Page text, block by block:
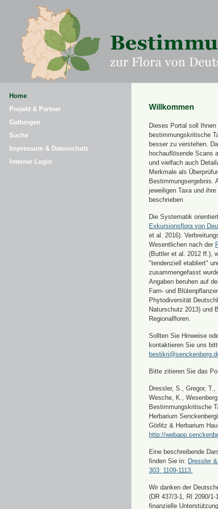
Home
Projekt & Partner
Gattungen
Suche
Impressum & Datenschutz
Interner Login
Willkommen
Dieses Portal soll Ihnen
bestimmungskritische
besser zu verstehen.
hochauflösende Scans
und vielfach auch
Merkmale als
Bestimmungsergebnis.
jeweiligen Taxa und
beschrieben
Die Systematik
Exkursionsflora von
et al. 2016).
Wesentlichen nach der
(Buttler et al. 2012 ff.),
"tendenziell etabliert"
zusammengefasst
Angaben beruhen auf
Farn- und
Phytodiversität
Naturschutz 2013) und
Regionalfloren.
Sollten Sie Hinweise
kontaktieren Sie uns
Bitte zitieren Sie das
Dressler, S., Gregor,
Wesche, K.,
Bestimmungskritische
Herbarium
Görlitz & Herbarium
http://
Eine beschreibende
finden Sie in: Dressler
303: 1109-1113.
Wir danken der
(DR 437/3-1, RI 2090/
finanzielle